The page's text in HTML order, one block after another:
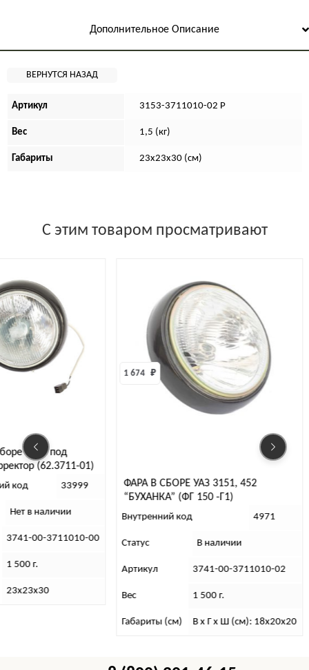
Дополнительное Описание
Артикул 3153-3711010-02 Р
Вес 1,5 (кг)
Габариты 23х23х30 (см)
С этим товаром просматривают
3741 под
(62.3711-01)
код 33999
Нет в наличии
3741-00-3711010-00
1 500 г.
23х23х30
ФАРА В СБОРЕ УАЗ 3151, 452
“БУХАНКА” (ФГ 150 -Г1)
1 674 ₽
Внутренний код 4971
Статус В наличии
Артикул 3741-00-3711010-02
Вес 1 500 г.
Габариты (см) В х Г х Ш (см): 18х20х20